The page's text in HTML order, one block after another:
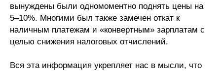
вынуждены были одномоментно поднять цены на
5–10%. Многими был также замечен откат к
наличным платежам и «конвертным» зарплатам с
целью снижения налоговых отчислений.
Вся эта информация укрепляет нас в мысли, что